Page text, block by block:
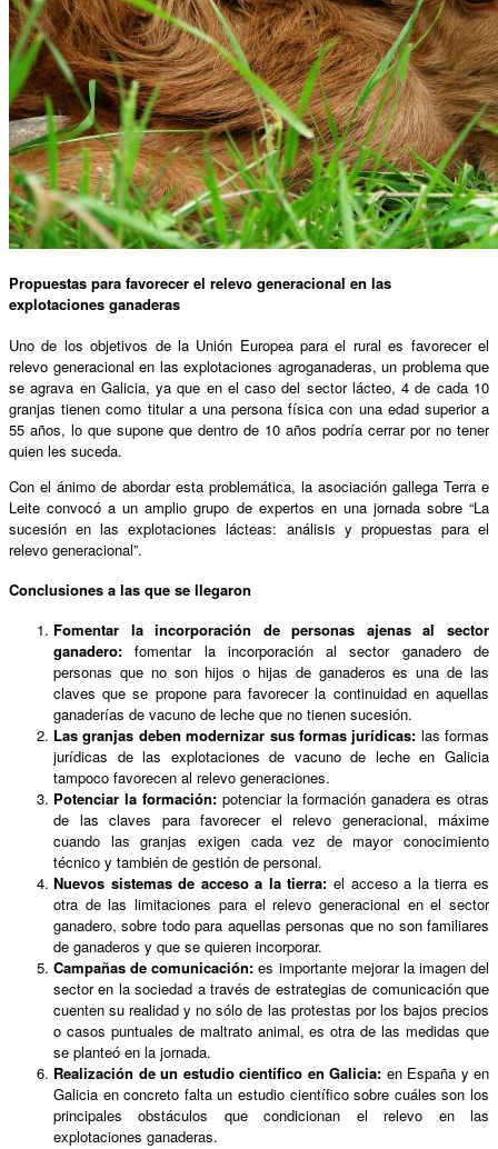
Propuestas para favorecer el relevo generacional en las
explotaciones ganaderas
Uno de los objetivos de la Unión Europea para el rural es favorecer el
relevo generacional en las explotaciones agroganaderas, un problema que
se agrava en Galicia, ya que en el caso del sector lácteo, 4 de cada 10
granjas tienen como titular a una persona física con una edad superior a
55 años, lo que supone que dentro de 10 años podría cerrar por no tener
quien les suceda.
Con el ánimo de abordar esta problemática, la asociación gallega Terra e
Leite convocó a un amplio grupo de expertos en una jornada sobre “La
sucesión en las explotaciones lácteas: análisis y propuestas para el
relevo generacional”.
Conclusiones a las que se llegaron
Fomentar la incorporación de personas ajenas al sector
ganadero: fomentar la incorporación al sector ganadero de
personas que no son hijos o hijas de ganaderos es una de las
claves que se propone para favorecer la continuidad en aquellas
ganaderías de vacuno de leche que no tienen sucesión.
Las granjas deben modernizar sus formas jurídicas: las formas
jurídicas de las explotaciones de vacuno de leche en Galicia
tampoco favorecen al relevo generaciones.
Potenciar la formación:potenciar la formación ganadera es otras
de las claves para favorecer el relevo generacional, máxime
cuando las granjas exigen cada vez de mayor conocimiento
técnico y también de gestión de personal.
Nuevos sistemas de acceso a la tierra: el acceso a la tierra es
otra de las limitaciones para el relevo generacional en el sector
ganadero, sobre todo para aquellas personas que no son familiares
de ganaderos y que se quieren incorporar.
Campañas de comunicación: es importante mejorar la imagen del
sector en la sociedad a través de estrategias de comunicación que
cuenten su realidad y no sólo de las protestas por los bajos precios
o casos puntuales de maltrato animal, es otra de las medidas que
se planteó en la jornada.
Realización de un estudio científico en Galicia: en España y en
Galicia en concreto falta un estudio científico sobre cuáles son los
principales obstáculos que condicionan el relevo en las
explotaciones ganaderas.